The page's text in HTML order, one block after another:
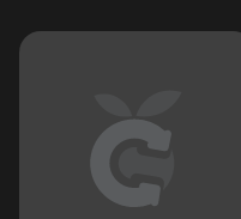
a passo